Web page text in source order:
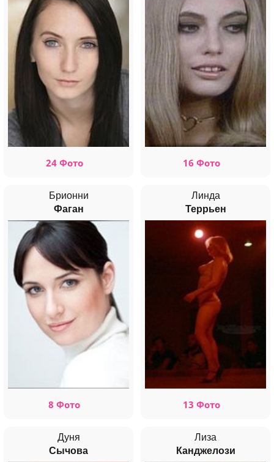
24 Фото 16 Фото
Брионни
Фаган
8 Фото
Линда
Террьен
13 Фото
Дуня
Сычова
Лиза
Канджелози